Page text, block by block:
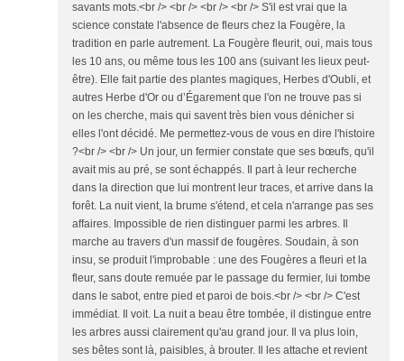
savants mots.<br /> <br /> <br /> <br /> S'il est vrai que la
science constate l'absence de fleurs chez la Fougère, la
tradition en parle autrement. La Fougère fleurit, oui, mais tous
les 10 ans, ou même tous les 100 ans (suivant les lieux peut-
être). Elle fait partie des plantes magiques, Herbes d'Oubli, et
autres Herbe d'Or ou d’Égarement que l'on ne trouve pas si
on les cherche, mais qui savent très bien vous dénicher si
elles l'ont décidé. Me permettez-vous de vous en dire l'histoire
?<br /> <br /> Un jour, un fermier constate que ses bœufs, qu'il
avait mis au pré, se sont échappés. Il part à leur recherche
dans la direction que lui montrent leur traces, et arrive dans la
forêt. La nuit vient, la brume s'étend, et cela n'arrange pas ses
affaires. Impossible de rien distinguer parmi les arbres. Il
marche au travers d'un massif de fougères. Soudain, à son
insu, se produit l'improbable : une des Fougères a fleuri et la
fleur, sans doute remuée par le passage du fermier, lui tombe
dans le sabot, entre pied et paroi de bois.<br /> <br /> C'est
immédiat. Il voit. La nuit a beau être tombée, il distingue entre
les arbres aussi clairement qu'au grand jour. Il va plus loin,
ses bêtes sont là, paisibles, à brouter. Il les attache et revient